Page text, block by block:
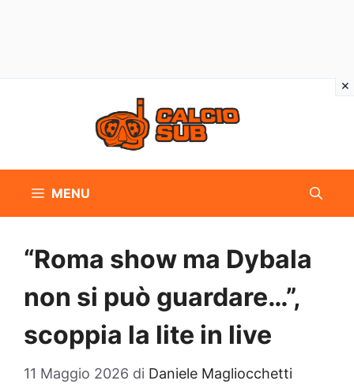
MENU
“Roma show ma Dybala
non si può guardare…”,
scoppia la lite in live
11 Maggio 2026 di Daniele Magliocchetti